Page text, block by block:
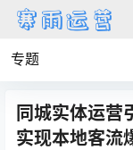
专题
同城实体运营
实现本地客流